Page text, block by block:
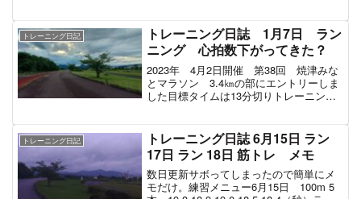
い時なので抑えめに走ったと思われま...
トレーニング日記
トレーニング日誌 1月7日 ラン
ニング 心拍数下がってきた？
2023年 4月2日開催 第38回 焼津みな
とマラソン 3.4㎞の部にエントリーしま
した目標タイムは13分切りトレーニング
く予定。練習メニュー150mダッシュ
4...
トレーニング日記
トレーニング日誌 6月15日 ラン
17日 ラン 18日 筋トレ メモ
数日更新サボってしまったので簡単にメ
モだけ。練習メニュー6月15日 100m 5